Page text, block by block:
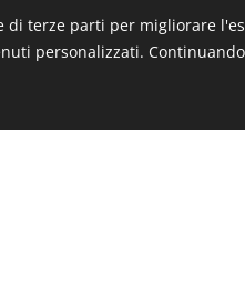
di terze parti per migliorare
personalizzati.